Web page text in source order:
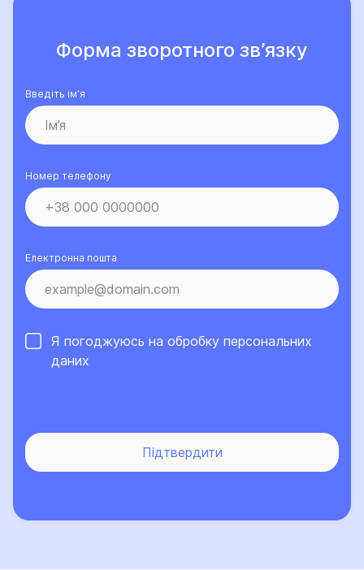
Форма зворотного зв’язку
Введіть ім’я
Номер телефону
Електронна пошта
Я погоджуюсь на обробку персональних
даних
Підтвердити